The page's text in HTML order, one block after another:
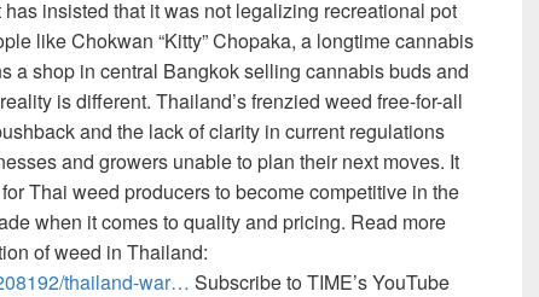
insisted that it was not legalizing recreational pot
like Chokwan “Kitty” Chopaka, a longtime cannabis
a shop in central Bangkok selling cannabis buds and
is different. Thailand’s frenzied weed free-for-all
and the lack of clarity in current regulations
and growers unable to plan their next moves. It
Thai weed producers to become competitive in the
when it comes to quality and pricing. Read more
of weed in Thailand:
thailand-war… Subscribe to TIME’s YouTube